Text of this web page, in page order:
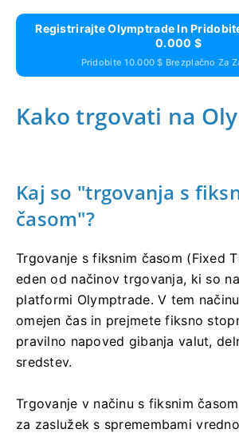
Registrirajte Olymptrade In
0.000 $
Pridobite 10.000 $ Brezplačno Za
Kako trgovati na
Kaj so "trgovanja s
časom"?
Trgovanje s fiksnim časom (Fixed
eden od načinov trgovanja, ki so
platformi Olymptrade. V tem
omejen čas in prejmete fiksno
pravilno napoved gibanja valut,
sredstev.
Trgovanje v načinu s fiksnim
za zaslužek s spremembami